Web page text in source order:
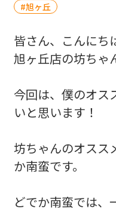
旭ヶ丘
皆さん、こんにち
旭ヶ丘店の坊ちゃ
今回は、僕のオス
いと思います！
坊ちゃんのオスス
か南蛮です。
どでか南蛮では、